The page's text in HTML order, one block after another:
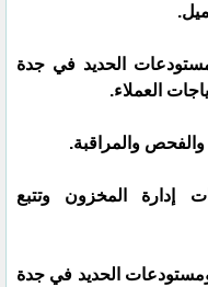
الحديد في جدة
العملاء.
والمراقبة.
إدارة المخزون وتتبع
ومستودعات الحديد في جدة